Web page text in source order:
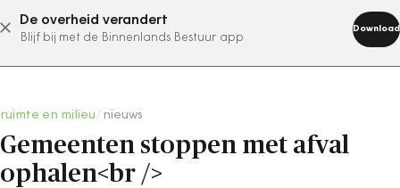
De overheid verandert
Blijf bij met de Binnenlands Bestuur app
Download
abonneer nu
ruimte en milieu nieuws
Gemeenten stoppen met afval
ophalen<br />